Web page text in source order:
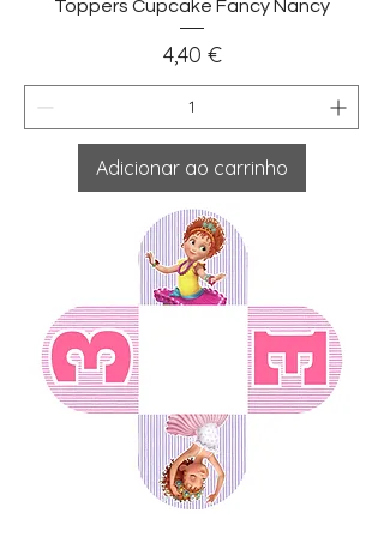
Toppers Cupcake Fancy Nancy
Preço
4,40 €
Adicionar ao carrinho